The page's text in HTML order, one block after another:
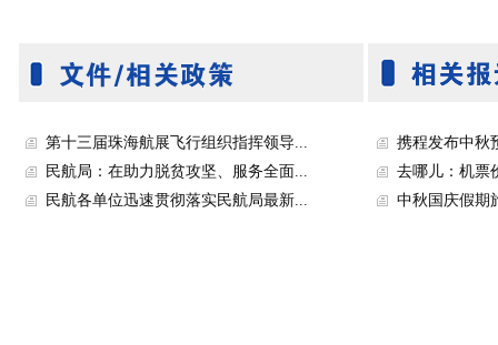
第十三届珠海航展飞行组织指挥领导...
民航局：在助力脱贫攻坚、服务全面...
民航各单位迅速贯彻落实民航局最新...
携程发布中秋
去哪儿：机票
中秋国庆假期